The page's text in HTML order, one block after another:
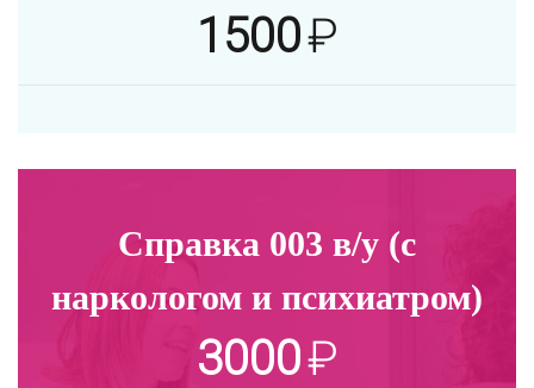
1500₽
Справка 003 в/у (с
наркологом и психиатром)
3000₽